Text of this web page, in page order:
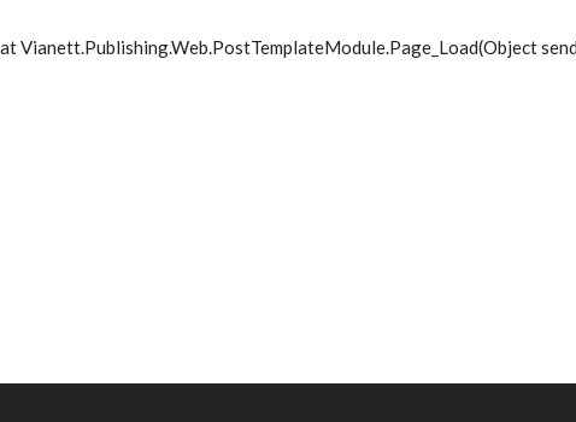
at Vianett.Publishing.Web.PostTemplateModule.Page_Load(Object